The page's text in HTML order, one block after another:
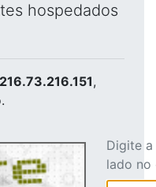
hospedados
216.73.216.151,
Digite
lado no